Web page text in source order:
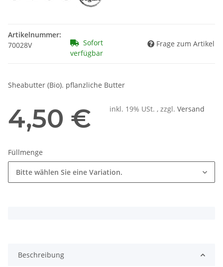
Artikelnummer:
70028V
Sofort
verfügbar
Frage zum Artikel
Sheabutter (Bio). pflanzliche Butter
4,50 € inkl. 19% USt. , zzgl. Versand
Füllmenge
Bitte wählen Sie eine Variation.
Beschreibung